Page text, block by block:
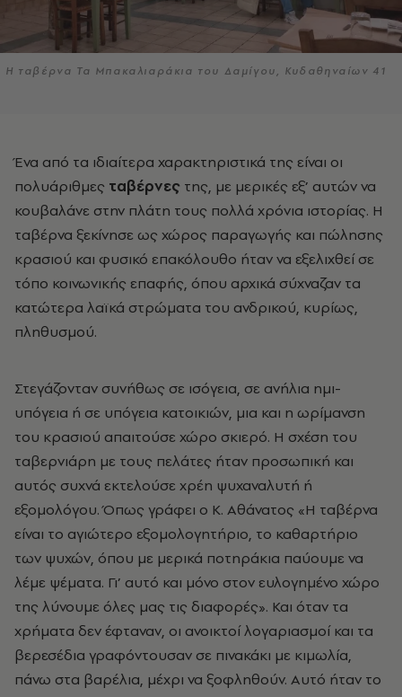
Η ταβέρνα Τα Mπακαλιαράκια του Δαμίγου, Κυδαθηναίων 41
Ένα από τα ιδιαίτερα χαρακτηριστικά της είναι οι
πολυάριθμες ταβέρνες της, με μερικές εξ’ αυτών να
κουβαλάνε στην πλάτη τους πολλά χρόνια ιστορίας. Η
ταβέρνα ξεκίνησε ως χώρος παραγωγής και πώλησης
κρασιού και φυσικό επακόλουθο ήταν να εξελιχθεί σε
τόπο κοινωνικής επαφής, όπου αρχικά σύχναζαν τα
κατώτερα λαϊκά στρώματα του ανδρικού, κυρίως,
πληθυσμού.
Στεγάζονταν συνήθως σε ισόγεια, σε ανήλια ημι-
υπόγεια ή σε υπόγεια κατοικιών, μια και η ωρίμανση
του κρασιού απαιτούσε χώρο σκιερό. Η σχέση του
ταβερνιάρη με τους πελάτες ήταν προσωπική και
αυτός συχνά εκτελούσε χρέη ψυχαναλυτή ή
εξομολόγου. Όπως γράφει ο Κ. Αθάνατος «Η ταβέρνα
είναι το αγιώτερο εξομολογητήριο, το καθαρτήριο
των ψυχών, όπου με μερικά ποτηράκια παύουμε να
λέμε ψέματα. Γι’ αυτό και μόνο στον ευλογημένο χώρο
της λύνουμε όλες μας τις διαφορές». Και όταν τα
χρήματα δεν έφταναν, οι ανοικτοί λογαριασμοί και τα
βερεσέδια γραφόντουσαν σε πινακάκι με κιμωλία,
πάνω στα βαρέλια, μέχρι να ξοφληθούν. Αυτό ήταν το